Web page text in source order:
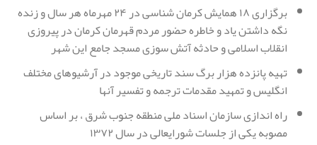
برگزاری ۱۸ همایش کرمان شناسی در ۲۴ مهرماه هر سال و زنده
نگه داشتن یاد و خاطره حضور مردم قهرمان کرمان در پیروزی
انقلاب اسلامی و حادثه آتش سوزی مسجد جامع این شهر
تهیه پانزده هزار برگ سند تاریخی موجود در آرشیوهای مختلف
انگلیس و تمهید مقدمات ترجمه و تفسیر آنها
راه اندازی سازمان اسناد ملی منطقه جنوب شرق ، بر اساس
مصوبه یکی از جلسات شورایعالی در سال ۱۳۷۲